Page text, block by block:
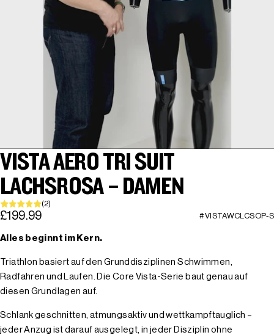
VISTA AERO TRI SUIT
LACHSROSA – DAMEN
(2)
£199.99 #VISTAWCLCSOP-S
Alles beginnt im Kern.
Triathlon basiert auf den Grunddisziplinen Schwimmen,
Radfahren und Laufen. Die Core Vista-Serie baut genau auf
diesen Grundlagen auf.
Schlank geschnitten, atmungsaktiv und wettkampftauglich –
jeder Anzug ist darauf ausgelegt, in jeder Disziplin ohne